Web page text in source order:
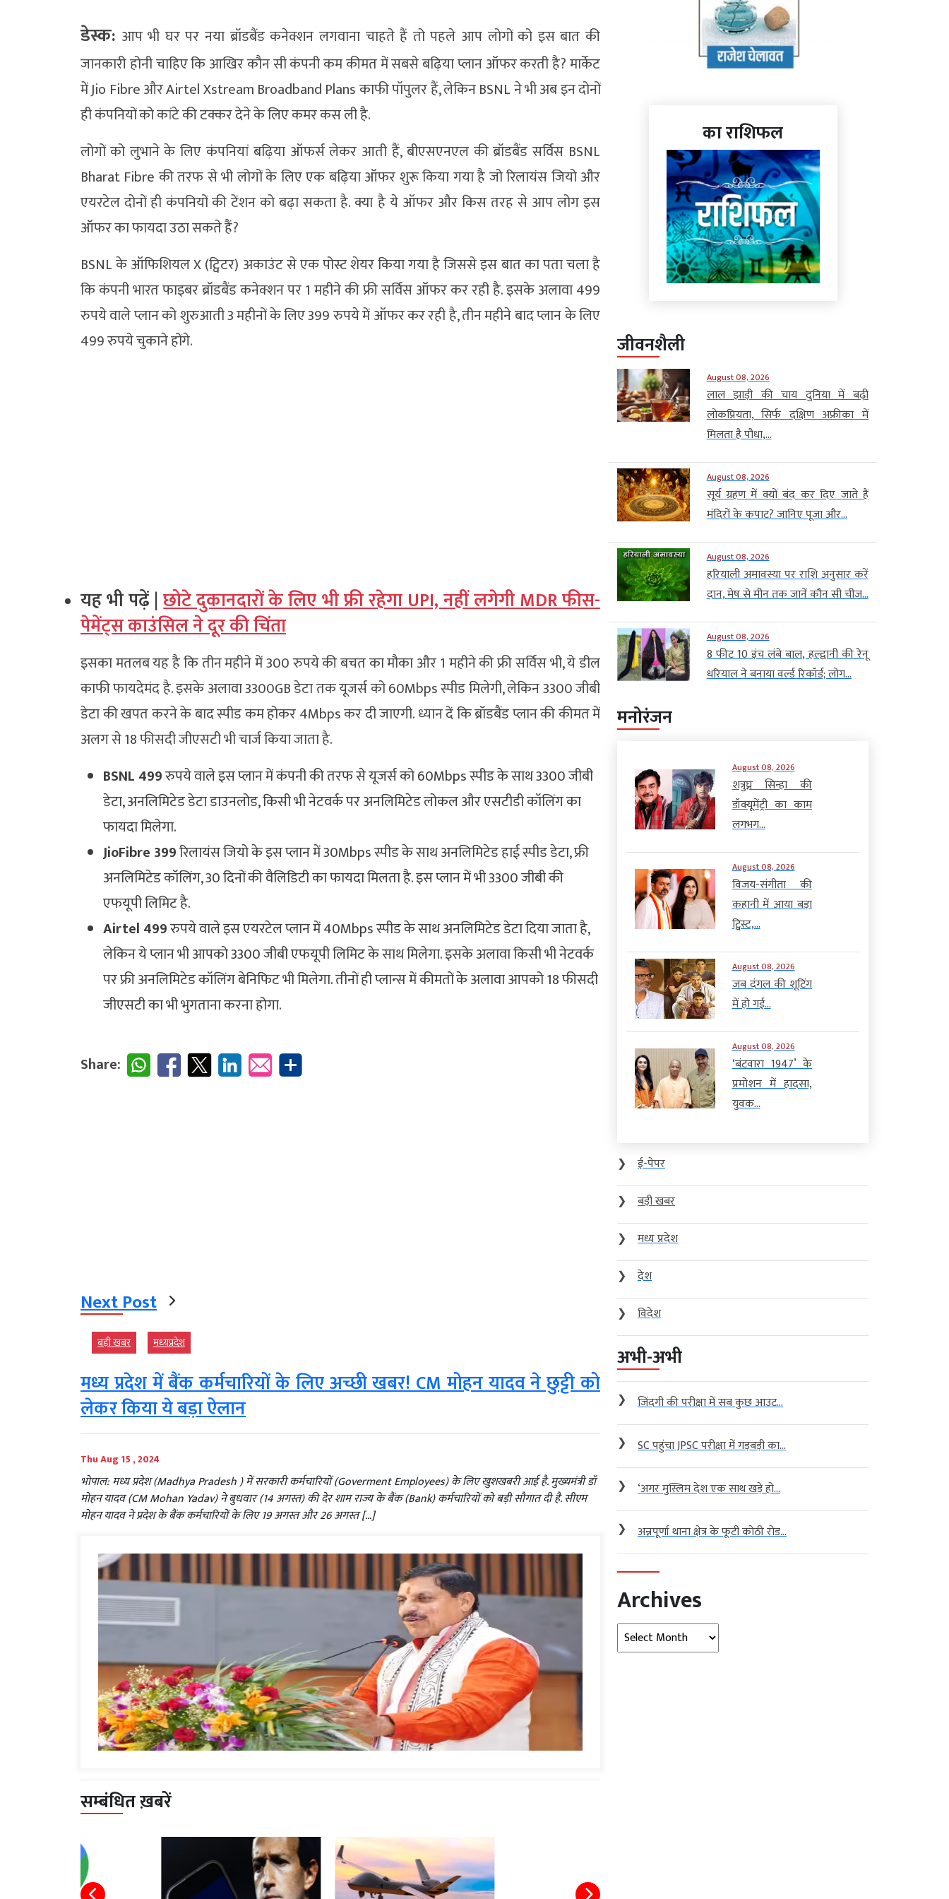
डेस्क: आप भी घर पर नया ब्रॉडबैंड कनेक्शन लगवाना चाहते हैं तो पहले आप लोगों को इस बात की
जानकारी होनी चाहिए कि आखिर कौन सी कंपनी कम कीमत में सबसे बढ़िया प्लान ऑफर करती है? मार्केट
में Jio Fibre और Airtel Xstream Broadband Plans काफी पॉपुलर हैं, लेकिन BSNL ने भी अब इन दोनों
ही कंपनियों को कांटे की टक्कर देने के लिए कमर कस ली है.
लोगों को लुभाने के लिए कंपनियां बढ़िया ऑफर्स लेकर आती हैं, बीएसएनएल की ब्रॉडबैंड सर्विस BSNL
Bharat Fibre की तरफ से भी लोगों के लिए एक बढ़िया ऑफर शुरू किया गया है जो रिलायंस जियो और
एयरटेल दोनों ही कंपनियों की टेंशन को बढ़ा सकता है. क्या है ये ऑफर और किस तरह से आप लोग इस
ऑफर का फायदा उठा सकते हैं?
BSNL के ऑफिशियल X (ट्विटर) अकाउंट से एक पोस्ट शेयर किया गया है जिससे इस बात का पता चला है
कि कंपनी भारत फाइबर ब्रॉडबैंड कनेक्शन पर 1 महीने की फ्री सर्विस ऑफर कर रही है. इसके अलावा 499
रुपये वाले प्लान को शुरुआती 3 महीनों के लिए 399 रुपये में ऑफर कर रही है, तीन महीने बाद प्लान के लिए
499 रुपये चुकाने होंगे.
यह भी पढ़ें |छोटे दुकानदारों के लिए भी फ्री रहेगा UPI, नहीं लगेगी MDR फीस-
पेमेंट्स काउंसिल ने दूर की चिंता
इसका मतलब यह है कि तीन महीने में 300 रुपये की बचत का मौका और 1 महीने की फ्री सर्विस भी, ये डील
काफी फायदेमंद है. इसके अलावा 3300GB डेटा तक यूजर्स को 60Mbps स्पीड मिलेगी, लेकिन 3300 जीबी
डेटा की खपत करने के बाद स्पीड कम होकर 4Mbps कर दी जाएगी. ध्यान दें कि ब्रॉडबैंड प्लान की कीमत में
अलग से 18 फीसदी जीएसटी भी चार्ज किया जाता है.
BSNL 499रुपये वाले इस प्लान में कंपनी की तरफ से यूजर्स को 60Mbps स्पीड के साथ 3300 जीबी
डेटा, अनलिमिटेड डेटा डाउनलोड, किसी भी नेटवर्क पर अनलिमिटेड लोकल और एसटीडी कॉलिंग का
फायदा मिलेगा.
JioFibre 399रिलायंस जियो के इस प्लान में 30Mbps स्पीड के साथ अनलिमिटेड हाई स्पीड डेटा, फ्री
अनलिमिटेड कॉलिंग, 30 दिनों की वैलिडिटी का फायदा मिलता है. इस प्लान में भी 3300 जीबी की
एफयूपी लिमिट है.
Airtel 499रुपये वाले इस एयरटेल प्लान में 40Mbps स्पीड के साथ अनलिमिटेड डेटा दिया जाता है,
लेकिन ये प्लान भी आपको 3300 जीबी एफयूपी लिमिट के साथ मिलेगा. इसके अलावा किसी भी नेटवर्क
पर फ्री अनलिमिटेड कॉलिंग बेनिफिट भी मिलेगा. तीनों ही प्लान्स में कीमतों के अलावा आपको 18 फीसदी
जीएसटी का भी भुगताना करना होगा.
Share:
Next Post
बड़ी खबर मध्‍यप्रदेश
मध्य प्रदेश में बैंक कर्मचारियों के लिए अच्छी खबर! CM मोहन यादव ने छुट्टी को
लेकर किया ये बड़ा ऐलान
Thu Aug 15 , 2024
भोपाल: मध्य प्रदेश (Madhya Pradesh ) में सरकारी कर्मचारियों (Goverment Employees) के लिए खुशखबरी आई है. मुख्यमंत्री डॉ
मोहन यादव (CM Mohan Yadav) ने बुधवार (14 अगस्त) की देर शाम राज्य के बैंक (Bank) कर्मचारियों को बड़ी सौगात दी है. सीएम
मोहन यादव ने प्रदेश के बैंक कर्मचारियों के लिए 19 अगस्त और 26 अगस्त […]
सम्बंधित ख़बरें
का राशिफल
जीवनशैली
August 08, 2026
लाल झाड़ी की चाय दुनिया में बढ़ी
लोकप्रियता, सिर्फ दक्षिण अफ्रीका में
मिलता है पौधा,...
August 08, 2026
सूर्य ग्रहण में क्यों बंद कर दिए जाते हैं
मंदिरों के कपाट? जानिए पूजा और...
August 08, 2026
हरियाली अमावस्या पर राशि अनुसार करें
दान, मेष से मीन तक जानें कौन सी चीज...
August 08, 2026
8 फीट 10 इंच लंबे बाल, हल्द्वानी की रेनू
धरियाल ने बनाया वर्ल्ड रिकॉर्ड; लोग...
मनोरंजन
August 08, 2026
शत्रुघ्न सिन्हा की
डॉक्यूमेंट्री का काम
लगभग...
August 08, 2026
विजय-संगीता की
कहानी में आया बड़ा
ट्विस्ट,...
August 08, 2026
जब दंगल की शूटिंग
में हो गई...
August 08, 2026
‘बंटवारा 1947’ के
प्रमोशन में हादसा,
युवक...
❯
ई-पेपर
❯
बड़ी खबर
❯
मध्य प्रदेश
❯
देश
❯
विदेश
अभी-अभी
❯ जिंदगी की परीक्षा में सब कुछ आउट...
❯ SC पहुंचा JPSC परीक्षा में गड़बड़ी का...
❯ ‘अगर मुस्लिम देश एक साथ खड़े हो...
❯ अन्नपूर्णा थाना क्षेत्र के फूटी कोठी रोड...
Archives
Archives